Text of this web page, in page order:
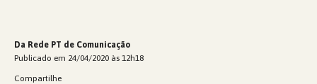
Da Rede PT de Comunicação
Publicado em 24/04/2020 às 12h18
Compartilhe